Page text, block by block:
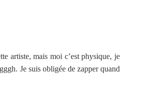
artiste, mais moi c’est physique, je
Je suis obligée de zapper quand